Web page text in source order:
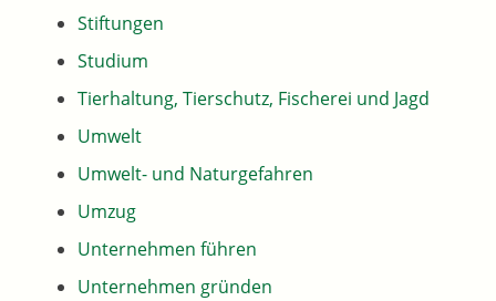
Stiftungen
Studium
Tierhaltung, Tierschutz, Fischerei und Jagd
Umwelt
Umwelt- und Naturgefahren
Umzug
Unternehmen führen
Unternehmen gründen